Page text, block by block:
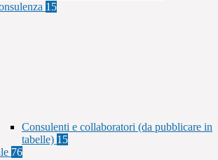
15
Consulenti e collaboratori (da pubblicare in
tabelle) 15
76